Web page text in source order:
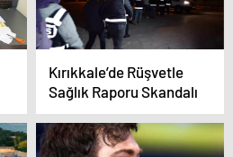
Kırıkkale’de Rüşvetle
Sağlık Raporu Skandalı